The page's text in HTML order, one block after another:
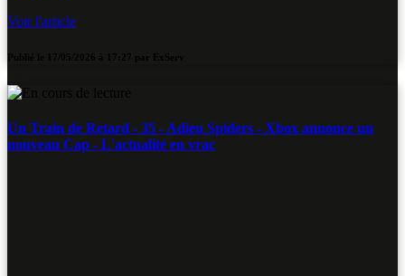
Voir l'article
Un Train de Retard - 35 - Adieu Spiders - Xbox annonce un
nouveau Cap - L'actualité en vrac